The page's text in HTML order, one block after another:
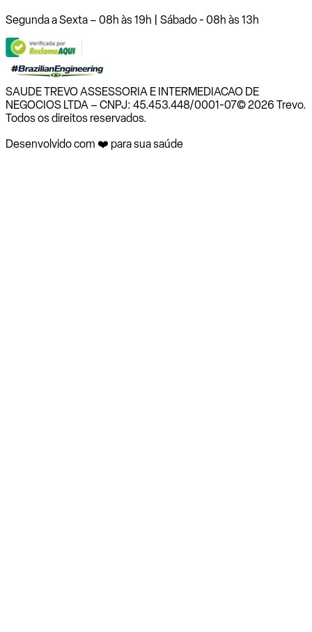
Segunda a Sexta – 08h às 19h | Sábado - 08h às 13h
SAUDE TREVO ASSESSORIA E INTERMEDIACAO DE
NEGOCIOS LTDA – CNPJ: 45.453.448/0001-07© 2026 Trevo.
Todos os direitos reservados.
Desenvolvido com ❤️ para sua saúde